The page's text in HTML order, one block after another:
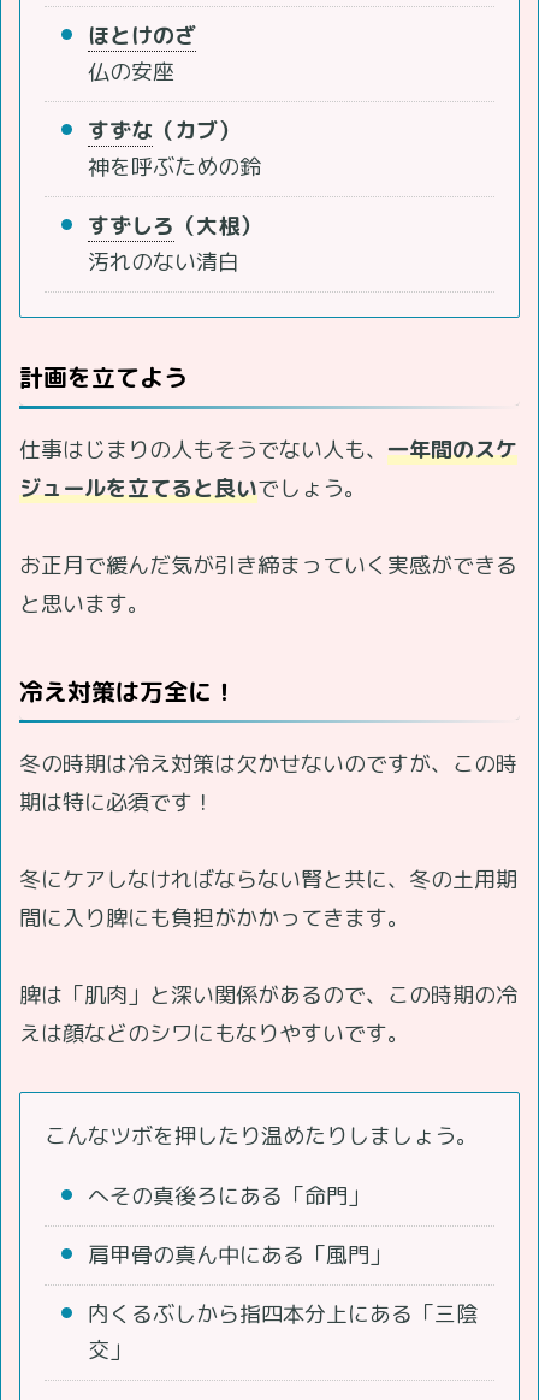
ほとけのざ
仏の安座
すずな （カブ）
神を呼ぶための鈴
すずしろ （大根）
汚れのない清白
計画を立てよう
仕事はじまりの人もそうでない人も、 一年間のスケ
ジュールを立てると良いでしょう。
お正月で緩んだ気が引き締まっていく実感ができる
と思います。
冷え対策は万全に！
冬の時期は冷え対策は欠かせないのですが、この時
期は特に必須です！
冬にケアしなければならない腎と共に、冬の土用期
間に入り脾にも負担がかかってきます。
脾は「肌肉」と深い関係があるので、この時期の冷
えは顔などのシワにもなりやすいです。
こんなツボを押したり温めたりしましょう。
へその真後ろにある「命門」
肩甲骨の真ん中にある「風門」
内くるぶしから指四本分上にある「三陰
交」